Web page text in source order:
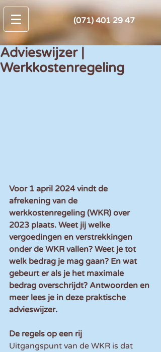
(071) 401 29 47
Advieswijzer |
Werkkostenregeling
Voor 1 april 2024 vindt de
afrekening van de
werkkostenregeling (WKR) over
2023 plaats. Weet jij welke
vergoedingen en verstrekkingen
onder de WKR vallen? Weet je tot
welk bedrag je mag gaan? En wat
gebeurt er als je het maximale
bedrag overschrijdt? Antwoorden en
meer lees je in deze praktische
advieswijzer.
De regels op een rij
Uitgangspunt van de WKR is dat